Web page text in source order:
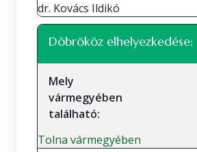
dr. Kovács Ildikó
Döbrököz elhelyezkedése:
Mely
vármegyében
található:
Tolna vármegyében